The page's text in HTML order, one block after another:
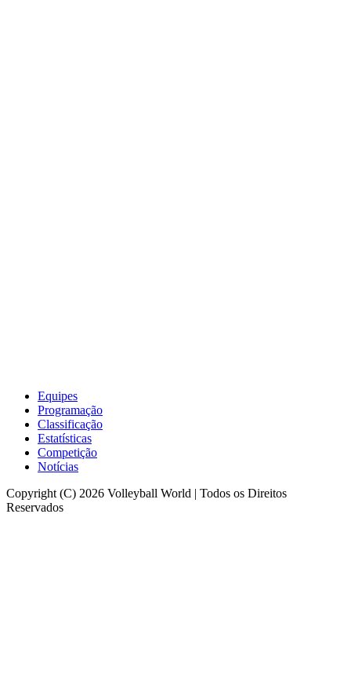
Equipes
Programação
Classificação
Estatísticas
Competição
Notícias
Copyright (C) 2026 Volleyball World | Todos os Direitos
Reservados